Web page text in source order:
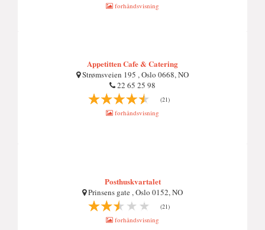
forhåndsvisning
Appetitten Cafe & Catering
Strømsveien 195 , Oslo 0668, NO
22 65 25 98
(21)
forhåndsvisning
Posthuskvartalet
Prinsens gate , Oslo 0152, NO
(21)
forhåndsvisning